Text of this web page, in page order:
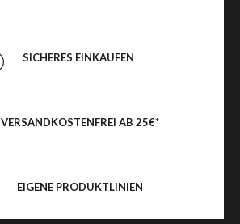
SICHERES EINKAUFEN
VERSANDKOSTENFREI AB 25€*
EIGENE PRODUKTLINIEN